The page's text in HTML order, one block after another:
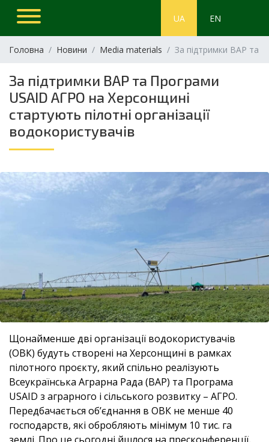
UA EN
Головна Новини Media materials За підтримки ВАР та
За підтримки ВАР та Програми
USAID АГРО на Херсонщині
стартують пілотні організації
водокористувачів
Щонайменше дві організації водокористувачів
(ОВК) будуть створені на Херсонщині в рамках
пілотного проєкту, який спільно реалізують
Всеукраїнська Аграрна Рада (ВАР) та Програма
USAID з аграрного і сільського розвитку – АГРО.
Передбачається об’єднання в ОВК не менше 40
господарств, які обробляють мінімум 10 тис. га